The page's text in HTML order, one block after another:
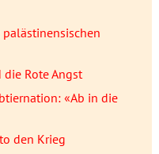
Rote Angst
«Ab in die
den Krieg